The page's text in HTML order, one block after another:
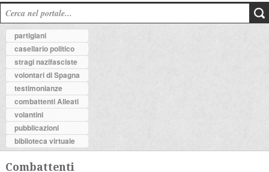
partigiani
casellario politico
stragi nazifasciste
volontari di Spagna
testimonianze
combattenti Alleati
volantini
pubblicazioni
biblioteca virtuale
Combattenti